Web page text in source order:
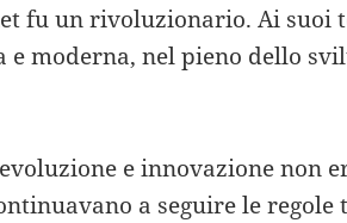
fu un rivoluzionario. Ai suoi
e moderna, nel pieno dello
e innovazione non
a seguire le